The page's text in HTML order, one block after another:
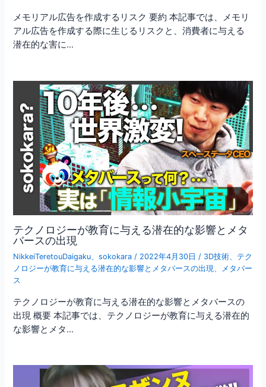
メモリアル広告を作成するリスク 要約 本記事では、メモリ
アル広告を作成する際に生じるリスクと、消費者に与える
潜在的な害に…
テクノロジーが教育に与える潜在的な影響とメタ
バースの出現
NikkeiTeretouDaigaku、sokokara / 2022年4月30日 / 3D技術、 テク
ノロジーが教育に与える潜在的な影響とメタバースの出現、
メタバー
ス
テクノロジーが教育に与える潜在的な影響とメタバースの
出現 概要 本記事では、テクノロジーが教育に与える潜在的
な影響とメタ…